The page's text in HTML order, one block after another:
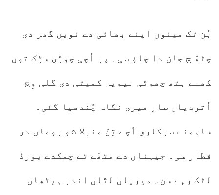
ہُن تک مینوں اپنے بھائی دے نویں گھر دی
چٹھّ چ جان دا چاؤ سی۔ پر اُچی چوڑی سڑک توں
کھبے ہتھ چھوٹی نیویں کمیٹی دی گلی وِچ
اُتردیاں سار میری نگاہ چُندھیا گئی۔
ساہمنے سرکاری اُچے تِنّ منزلا شو روماں دی
قطار سی۔ جیہناں دے متھّے تے چمکدے بورڈ
لٹک رہے سن۔ میریاں لتّاں اندر ہیٹھاں